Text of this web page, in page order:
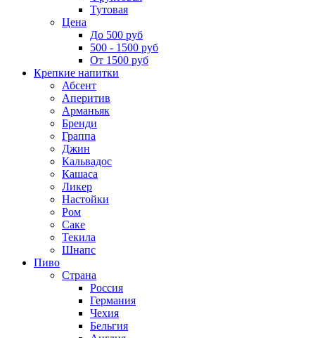
Тутовая
Цена
До 500 руб
500 - 1500 руб
От 1500 руб
Крепкие напитки
Абсент
Аперитив
Арманьяк
Бренди
Граппа
Джин
Кальвадос
Кашаса
Ликер
Настойки
Ром
Саке
Текила
Шнапс
Пиво
Страна
Россия
Германия
Чехия
Бельгия